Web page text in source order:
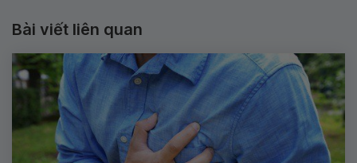
Bài viết liên quan